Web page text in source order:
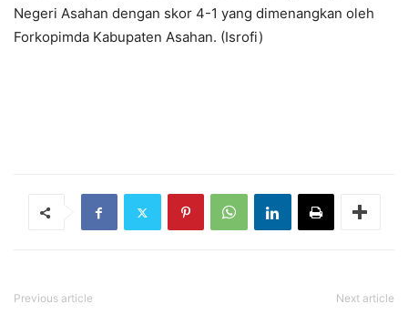
Negeri Asahan dengan skor 4-1 yang dimenangkan oleh
Forkopimda Kabupaten Asahan. (Isrofi)
Previous article Next article